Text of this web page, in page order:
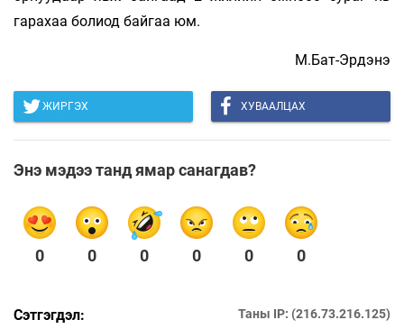
гарахаа болиод байгаа юм.
М.Бат-Эрдэнэ
ЖИРГЭХ ХУВААЛЦАХ
Энэ мэдээ танд ямар санагдав?
0 0 0 0 0 0
Сэтгэгдэл: Таны IP: (216.73.216.125)